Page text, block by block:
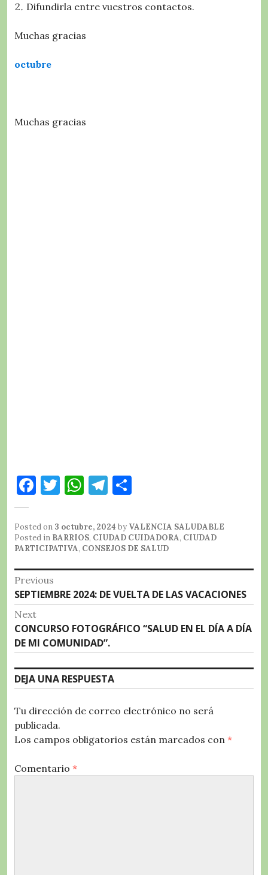
⁠Difundirla entre vuestros contactos.
Muchas gracias
octubre
Muchas gracias
F
c
e
o
o
k
T
it
te
W
at
s
p
T
e
g
m
m
p
ir
Posted on 3 octubre, 2024 by VALENCIA SALUDABLE
Posted in BARRIOS, CIUDAD CUIDADORA, CIUDAD
PARTICIPATIVA, CONSEJOS DE SALUD
Navegación
de
entradas
Previous
Previous
post:
SEPTIEMBRE 2024: DE VUELTA DE LAS VACACIONES
Next
Next
post:
CONCURSO FOTOGRÁFICO “SALUD EN EL DÍA A DÍA
DE MI COMUNIDAD”.
DEJA UNA RESPUESTA
Tu dirección de correo electrónico no será
publicada.
Los campos obligatorios están marcados con *
Comentario *